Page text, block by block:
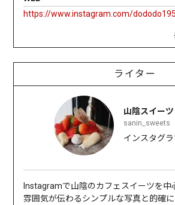
https://www.instagram.com/
ライター
山陰スイーツ
sanin_sweets
インスタグ
Instagramで山陰のカフェスイーツを中
雰囲気が伝わるシンプルな写真と的確